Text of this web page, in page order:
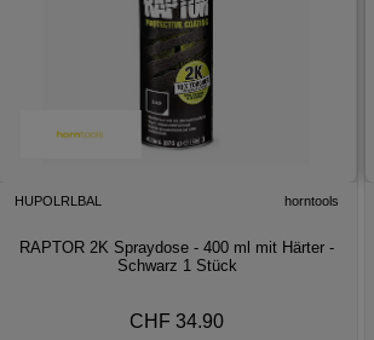
HUPOLRLBAL horntools
RAPTOR 2K Spraydose - 400 ml mit Härter -
Schwarz 1 Stück
CHF 34.90